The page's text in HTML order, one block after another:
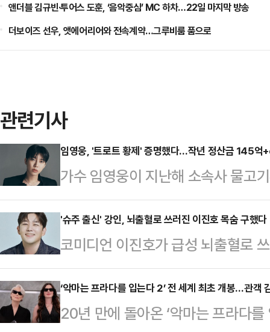
앤더블 김규빈·투어스 도훈, ‘음악중심’ MC 하차…22일 마지막 방송
더보이즈 선우, 앳에어리어와 전속계약…그루비룸 품으로
관련기사
임영웅, '트로트 황제' 증명했다…작년 정산금 145억
가수 임영웅이 지난해 소속사 물고
최소 155억원을 수령한 것으로 추
에 공시된 물고기뮤직 감사보고서
145억6428만원으로 집계됐다.물
점을 고려하면 해당 금액은 대부분
영웅은 지분 50%에 따른 배당금도
억원의 중간배당을 실시했으며 최
'슈주 출신' 강인, 뇌출혈로 쓰러진 이진호 목숨 구했다
코미디언 이진호가 급성 뇌출혈로
119에 신고한 인물이 강인인 것으
면 강인은 지난 1일 이진호에게 전
어가던 상태였던 것으로 전해졌다.
‘악마는 프라다를 입는다 2’ 전 세계 최초 개봉…관객
20년 만에 돌아온 ‘악마는 프라다